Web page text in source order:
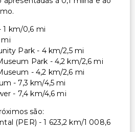
1 km/0,6 mi
mi
Park - 4 km/2,5 mi
Park - 4,2 km/2,6 mi
- 4,2 km/2,6 mi
- 7,3 km/4,5 mi
- 7,4 km/4,6 mi
são:
(PER) - 1 623,2 km/1 008,6